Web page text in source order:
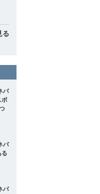
る
パ
ボ
パ
る
パ